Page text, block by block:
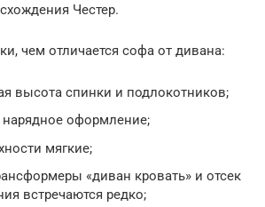
Честер.
чем отличается софа от дивана:
высота спинки и подлокотников;
нарядное оформление;
мягкие;
«диван кровать» и отсек
встречаются редко;